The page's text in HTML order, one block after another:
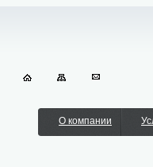
О компании